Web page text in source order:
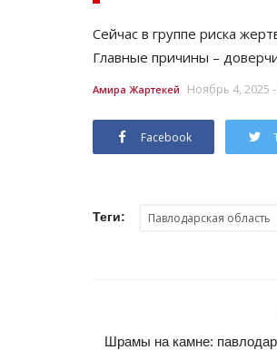
Сейчас в группе риска
Главные причины –
Амира Жартекей Ноябрь 4, 2025
Facebook
Теги: Павлодарская область
Шрамы на камне:
века
Янв 7, 2026 0 995
Что бы написал
Рождества Христова?